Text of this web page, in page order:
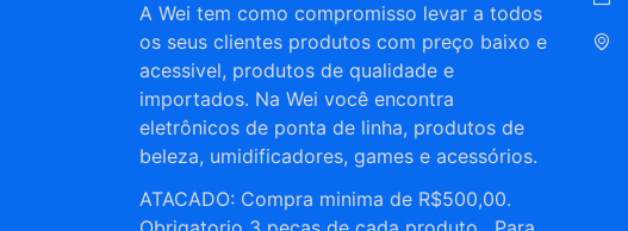
A Wei tem como compromisso levar a todos
os seus clientes produtos com preço baixo e
acessivel, produtos de qualidade e
importados. Na Wei você encontra
eletrônicos de ponta de linha, produtos de
beleza, umidificadores, games e acessórios.
ATACADO: Compra minima de R$500,00.